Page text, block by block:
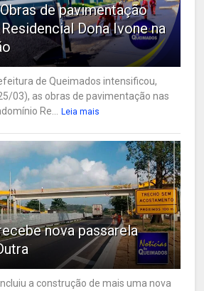
de pavimentação
Dona Ivone na
de Queimados intensificou,
03), as obras de pavimentação nas
Re...
Leia mais
nova passarela
a construção de mais uma nova